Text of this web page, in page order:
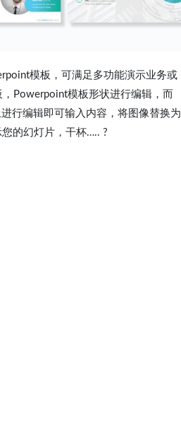
模板，可满足多功能演示业务或
Powerpoint模板形状进行编辑，而
行编辑即可输入内容，将图像替换为
的幻灯片，干杯….. ?